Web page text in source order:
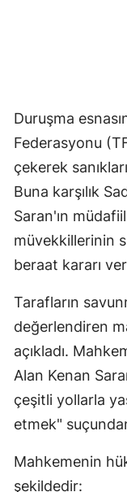
Duruşma
Federasyonu
çekerek
Buna karşılık
Saran'ın
müvekkillerinin
beraat kararı
Tarafların
değerlendiren
açıkladı.
Alan Kenan
çeşitli yollarla
etmek"
Mahkemenin
şekildedir: